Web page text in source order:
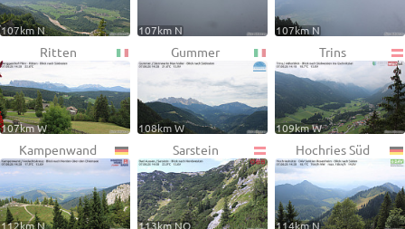
107km N 107km N 107km N
Ritten
107km W
Gummer
108km W
Trins
109km W
Kampenwand
112km N
Sarstein
113km NO
Hochries Süd
114km N